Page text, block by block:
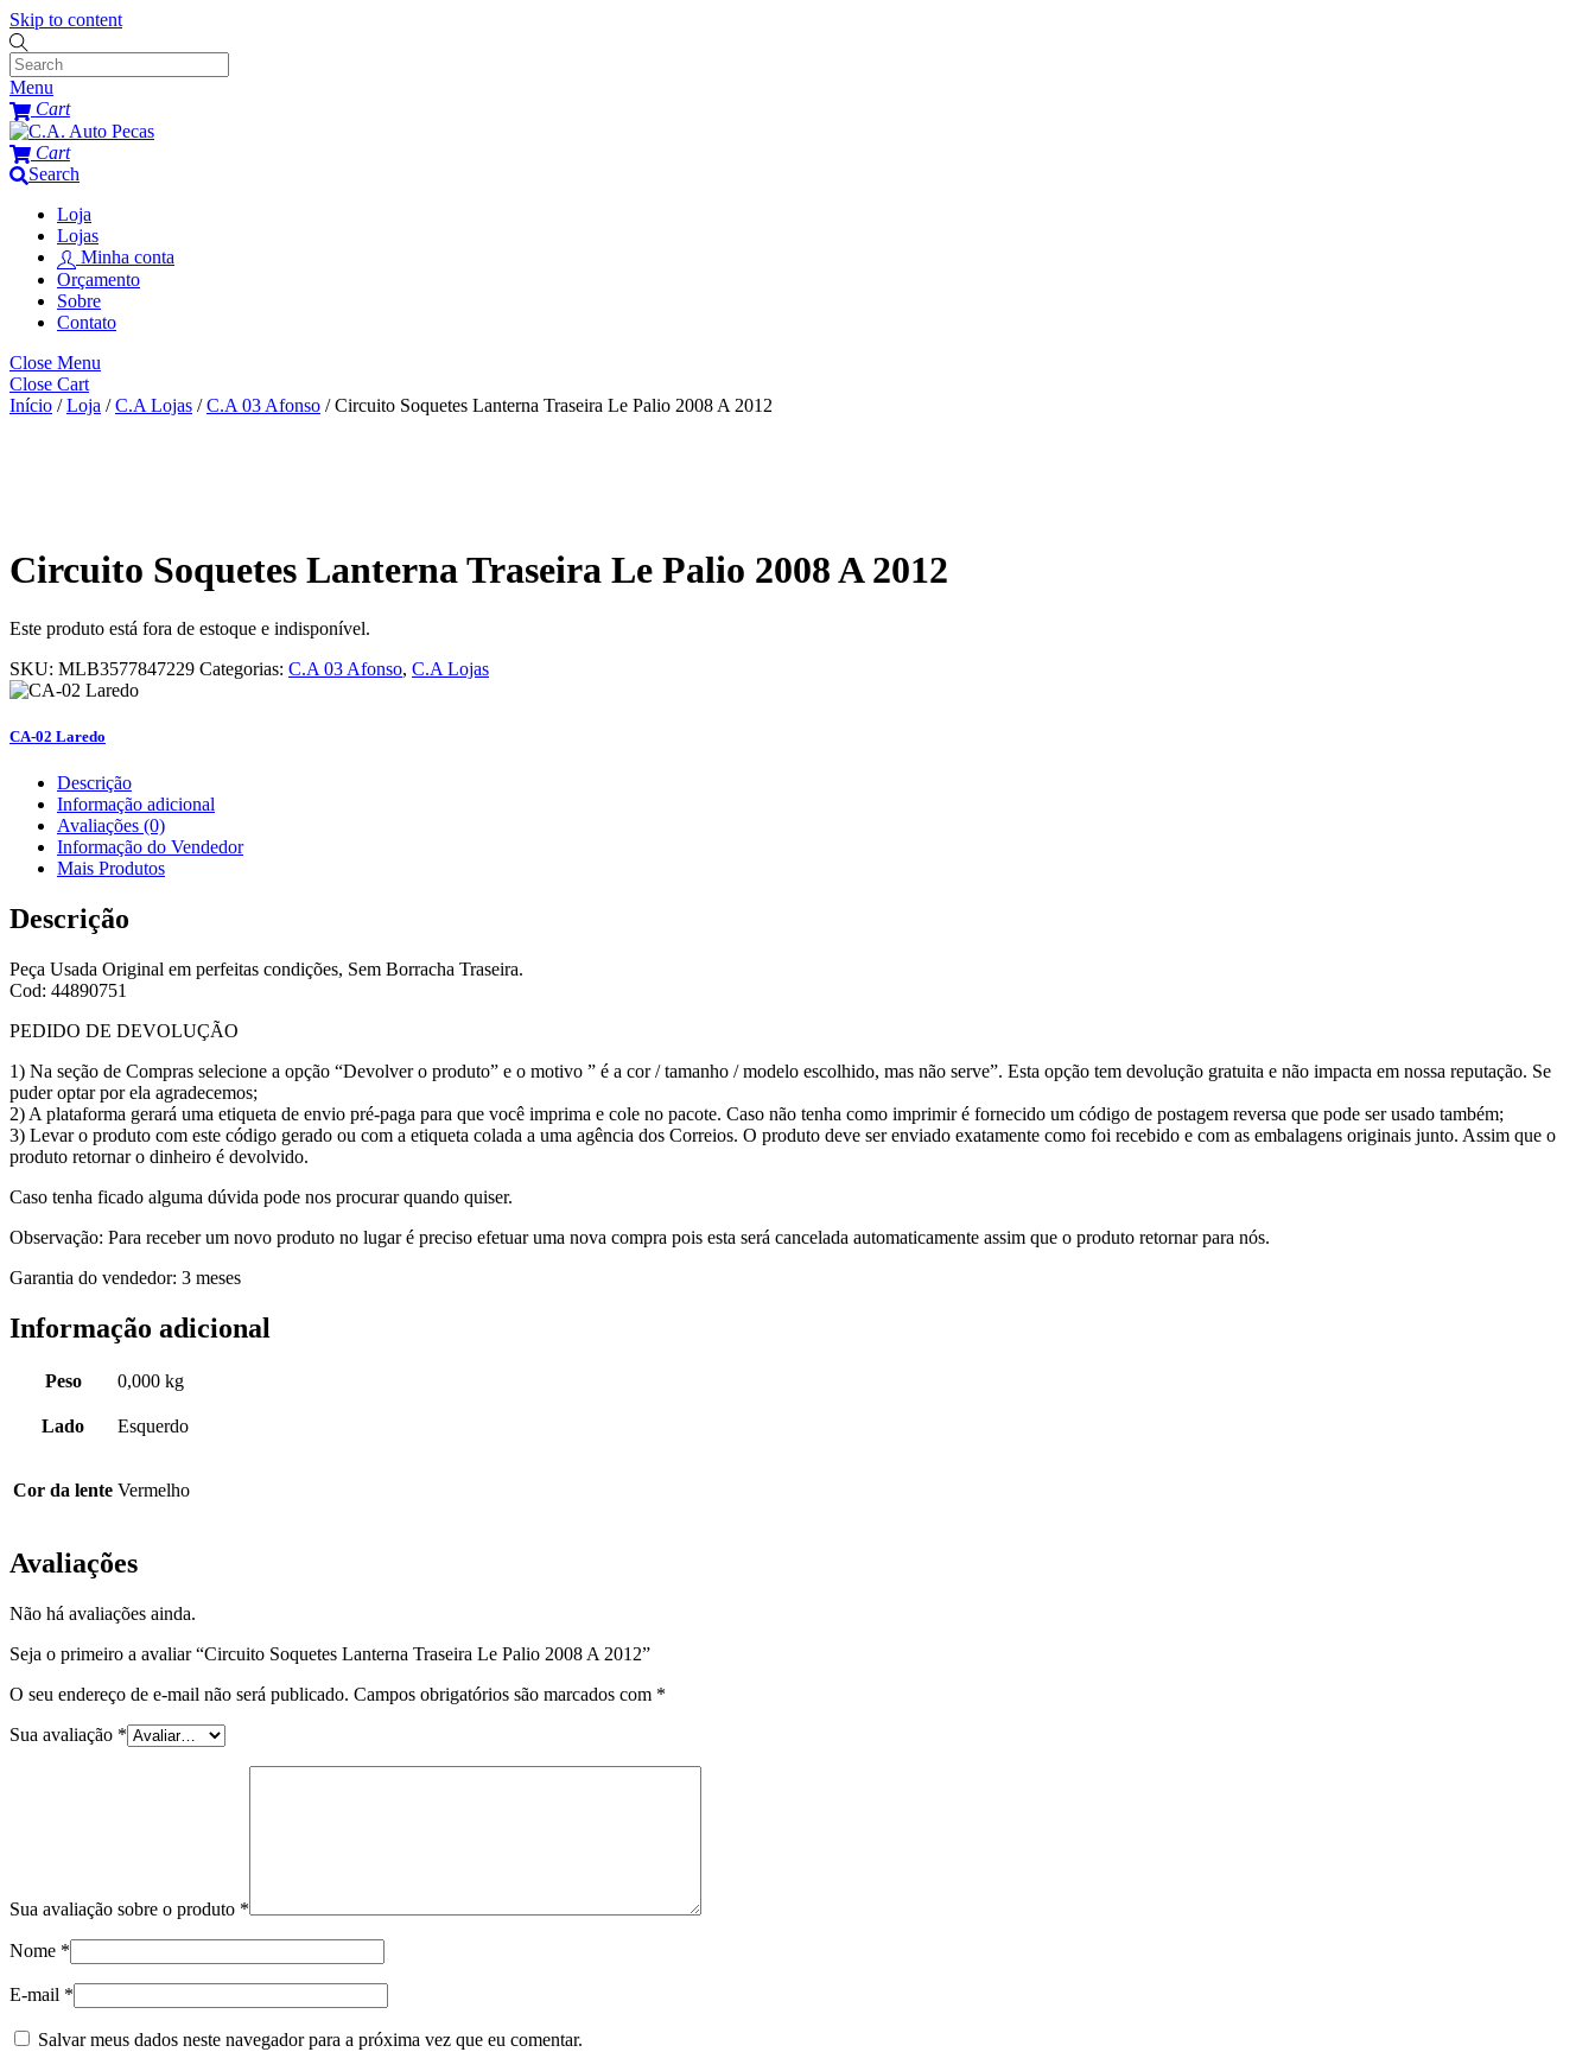
Skip to content
Menu
Cart
Cart
Search
Loja
Lojas
Minha conta
Orçamento
Sobre
Contato
Close Menu
Close Cart
Início /Loja /C.A Lojas /C.A 03 Afonso / Circuito Soquetes Lanterna Traseira Le Palio 2008 A 2012
Circuito Soquetes Lanterna Traseira Le Palio 2008 A 2012
Este produto está fora de estoque e indisponível.
SKU: MLB3577847229 Categorias: C.A 03 Afonso, C.A Lojas
CA-02 Laredo
Descrição
Informação adicional
Avaliações (0)
Informação do Vendedor
Mais Produtos
Descrição
Peça Usada Original em perfeitas condições, Sem Borracha Traseira.
Cod: 44890751
PEDIDO DE DEVOLUÇÃO
1) Na seção de Compras selecione a opção “Devolver o produto” e o motivo ” é a cor / tamanho / modelo escolhido, mas não serve”. Esta opção tem devolução gratuita e não impacta em nossa reputação. Se
puder optar por ela agradecemos;
2) A plataforma gerará uma etiqueta de envio pré-paga para que você imprima e cole no pacote. Caso não tenha como imprimir é fornecido um código de postagem reversa que pode ser usado também;
3) Levar o produto com este código gerado ou com a etiqueta colada a uma agência dos Correios. O produto deve ser enviado exatamente como foi recebido e com as embalagens originais junto. Assim que o
produto retornar o dinheiro é devolvido.
Caso tenha ficado alguma dúvida pode nos procurar quando quiser.
Observação: Para receber um novo produto no lugar é preciso efetuar uma nova compra pois esta será cancelada automaticamente assim que o produto retornar para nós.
Garantia do vendedor: 3 meses
Informação adicional
Peso 0,000 kg
Lado Esquerdo
Cor da lente Vermelho
Avaliações
Não há avaliações ainda.
Seja o primeiro a avaliar “Circuito Soquetes Lanterna Traseira Le Palio 2008 A 2012”
O seu endereço de e-mail não será publicado. Campos obrigatórios são marcados com *
Sua avaliação *
Sua avaliação sobre o produto *
Nome *
E-mail *
Salvar meus dados neste navegador para a próxima vez que eu comentar.